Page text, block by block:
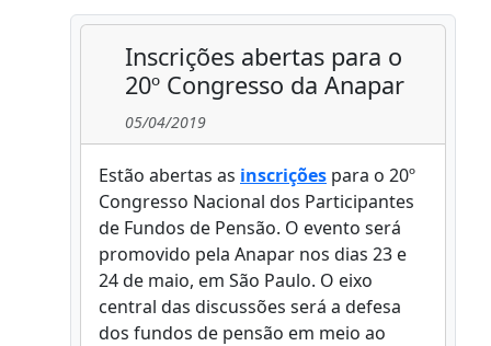
Inscrições abertas para o
20º Congresso da Anapar
05/04/2019
Estão abertas as inscrições para o 20º
Congresso Nacional dos Participantes
de Fundos de Pensão. O evento será
promovido pela Anapar nos dias 23 e
24 de maio, em São Paulo. O eixo
central das discussões será a defesa
dos fundos de pensão em meio ao